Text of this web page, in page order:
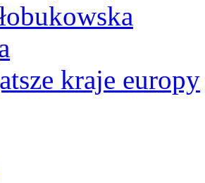
kraje europy